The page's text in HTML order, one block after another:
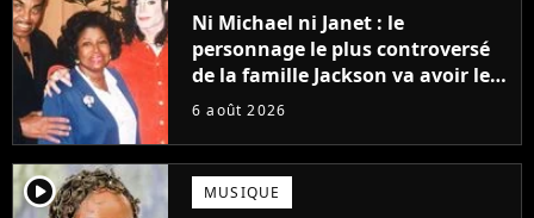
Ni Michael ni Janet : le
personnage le plus controversé
de la famille Jackson va avoir le
droit à sa propre série
6 août 2026
player2 MUSIQUE